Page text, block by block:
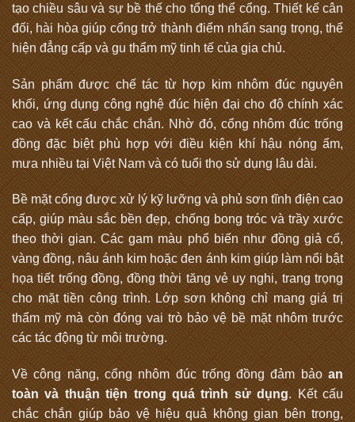
tạo chiều sâu và sự bề thế cho tổng thể cổng. Thiết kế cân
đối, hài hòa giúp cổng trở thành điểm nhấn sang trọng, thể
hiện đẳng cấp và gu thẩm mỹ tinh tế của gia chủ.
Sản phẩm được chế tác từ hợp kim nhôm đúc nguyên
khối, ứng dụng công nghệ đúc hiện đại cho độ chính xác
cao và kết cấu chắc chắn. Nhờ đó, cổng nhôm đúc trống
đồng đặc biệt phù hợp với điều kiện khí hậu nóng ẩm,
mưa nhiều tại Việt Nam và có tuổi thọ sử dụng lâu dài.
Bề mặt cổng được xử lý kỹ lưỡng và phủ sơn tĩnh điện cao
cấp, giúp màu sắc bền đẹp, chống bong tróc và trầy xước
theo thời gian. Các gam màu phổ biến như đồng giả cổ,
vàng đồng, nâu ánh kim hoặc đen ánh kim giúp làm nổi bật
họa tiết trống đồng, đồng thời tăng vẻ uy nghi, trang trọng
cho mặt tiền công trình. Lớp sơn không chỉ mang giá trị
thẩm mỹ mà còn đóng vai trò bảo vệ bề mặt nhôm trước
các tác động từ môi trường.
Về công năng, cổng nhôm đúc trống đồng đảm bảo an
toàn và thuận tiện trong quá trình sử dụng. Kết cấu
chắc chắn giúp bảo vệ hiệu quả không gian bên trong,